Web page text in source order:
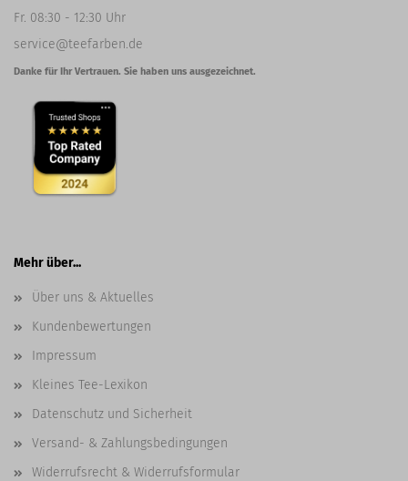
Fr. 08:30 - 12:30 Uhr
service@teefarben.de
Danke für Ihr Vertrauen. Sie haben uns ausgezeichnet.
Mehr über...
Über uns & Aktuelles
Kundenbewertungen
Impressum
Kleines Tee-Lexikon
Datenschutz und Sicherheit
Versand- & Zahlungsbedingungen
Widerrufsrecht & Widerrufsformular